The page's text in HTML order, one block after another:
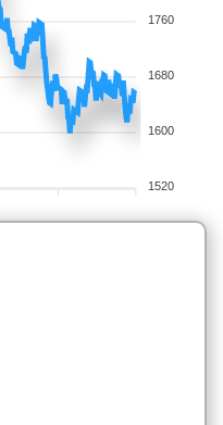
1760
1680
1600
1520